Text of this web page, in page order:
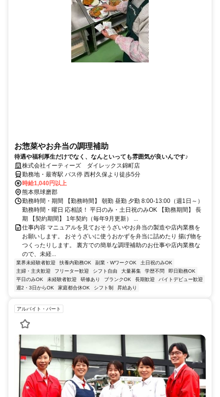
お惣菜やお弁当の調理補助
待遇や福利厚生だけでなく、なんといっても雰囲気が良いんです♪
株式会社イーティーズ ダイレックス錦町店
勤務地・最寄駅 バス停 西村久保より徒歩5分
時給1,040円以上
熊本県球磨郡
勤務時間・期間 【勤務時間】 朝勤 昼勤 夕勤 8:00-13:00（週1日～）
勤務時間・曜日 応相談！ 平日のみ・土日祝のみOK 【勤務期間】 長
期 【契約期間】 1年契約（毎年9月更新） ...
仕事内容 マニュアルを見ておそうざいやお弁当の製造や店内業務を
お願いします。 おそうざいに使うおかずを弁当に詰めたり 揚げ物を
つくったりします。 裏方での簡単な調理補助のお仕事や店内業務な
ので、未経...
業界未経験者歓迎 扶養内勤務OK 副業・WワークOK
土日祝のみOK
主婦・主夫歓迎
フリーター歓迎 シフト自由 大量募集 学歴不問
即日勤務OK
平日のみOK
未経験者歓迎 研修あり ブランクOK 長期歓迎
バイトデビュー歓迎
週2・3日からOK
家庭都合休OK シフト制 昇給あり
アルバイト・パート